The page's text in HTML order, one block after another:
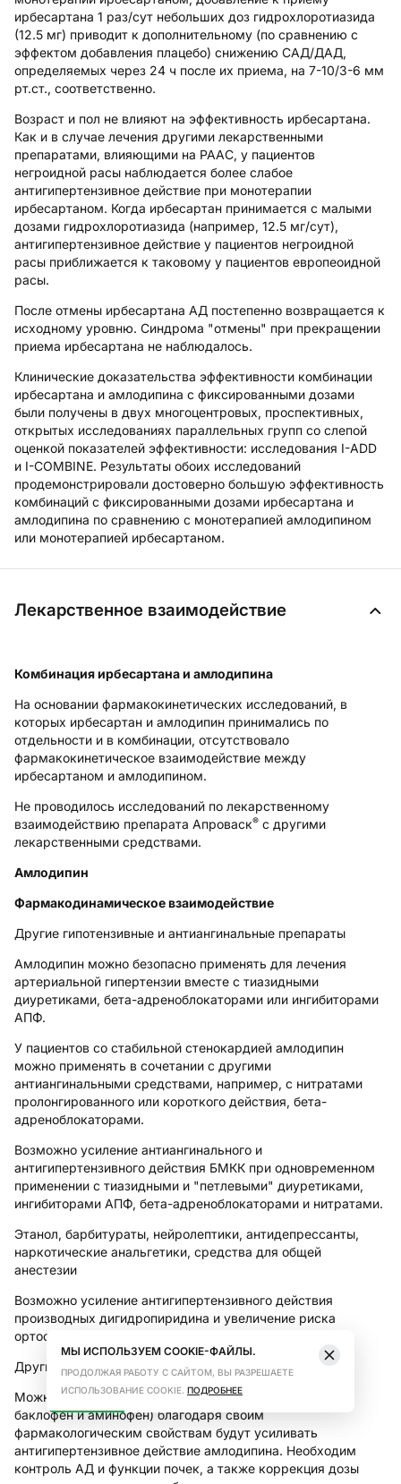
ирбесартана 1 раз/сут небольших доз гидрохлоротиазида
(12.5 мг) приводит к дополнительному (по сравнению с
эффектом добавления плацебо) снижению САД/ДАД,
определяемых через 24 ч после их приема, на 7-10/3-6 мм
рт.ст., соответственно.
Возраст и пол не влияют на эффективность ирбесартана.
Как и в случае лечения другими лекарственными
препаратами, влияющими на РААС, у пациентов
негроидной расы наблюдается более слабое
антигипертензивное действие при монотерапии
ирбесартаном. Когда ирбесартан принимается с малыми
дозами гидрохлоротиазида (например, 12.5 мг/сут),
антигипертензивное действие у пациентов негроидной
расы приближается к таковому у пациентов европеоидной
расы.
После отмены ирбесартана АД постепенно возвращается к
исходному уровню. Синдрома "отмены" при прекращении
приема ирбесартана не наблюдалось.
Клинические доказательства эффективности комбинации
ирбесартана и амлодипина с фиксированными дозами
были получены в двух многоцентровых, проспективных,
открытых исследованиях параллельных групп со слепой
оценкой показателей эффективности: исследования I-ADD
и I-COMBINE. Результаты обоих исследований
продемонстрировали достоверно большую эффективность
комбинаций с фиксированными дозами ирбесартана и
амлодипина по сравнению с монотерапией амлодипином
или монотерапией ирбесартаном.
Лекарственное взаимодействие
Комбинация ирбесартана и амлодипина
На основании фармакокинетических исследований, в
которых ирбесартан и амлодипин принимались по
отдельности и в комбинации, отсутствовало
фармакокинетическое взаимодействие между
ирбесартаном и амлодипином.
Не проводилось исследований по лекарственному
взаимодействию препарата Апроваск® с другими
лекарственными средствами.
Амлодипин
Фармакодинамическое взаимодействие
Другие гипотензивные и антиангинальные препараты
Амлодипин можно безопасно применять для лечения
артериальной гипертензии вместе с тиазидными
диуретиками, бета-адреноблокаторами или ингибиторами
АПФ.
У пациентов со стабильной стенокардией амлодипин
можно применять в сочетании с другими
антиангинальными средствами, например, с нитратами
пролонгированного или короткого действия, бета-
адреноблокаторами.
Возможно усиление антиангинального и
антигипертензивного действия БМКК при одновременном
применении с тиазидными и "петлевыми" диуретиками,
ингибиторами АПФ, бета-адреноблокаторами и нитратами.
Этанол, барбитураты, нейролептики, антидепрессанты,
наркотические анальгетики, средства для общей
анестезии
Возможно усиление антигипертензивного действия
производных дигидропиридина и увеличение риска
ортостатической гипотензии.
Другие препараты, способные снижать АД
Можно ожидать, что некоторые препараты (например,
баклофен и аминофен) благодаря своим
фармакологическим свойствам будут усиливать
антигипертензивное действие амлодипина. Необходим
контроль АД и функции почек, а также коррекция дозы
МЫ ИСПОЛЬЗУЕМ COOKIE-ФАЙЛЫ.
ПРОДОЛЖАЯ РАБОТУ С САЙТОМ, ВЫ РАЗРЕШАЕТЕ
ИСПОЛЬЗОВАНИЕ COOKIE. ПОДРОБНЕЕ